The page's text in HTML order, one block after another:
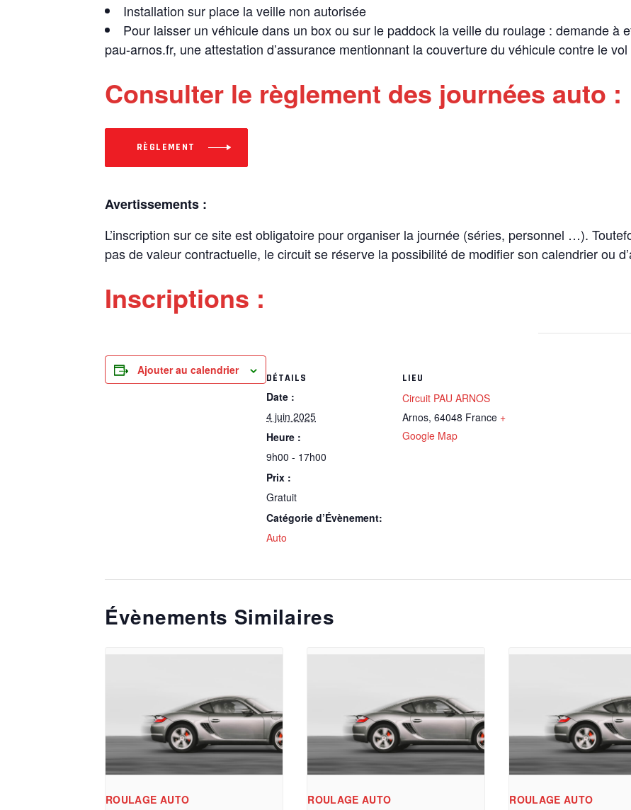
Installation sur place la veille non autorisée
Pour laisser un véhicule dans un box ou sur le paddock la veille du roulage : demande à
pau-arnos.fr, une attestation d’assurance mentionnant la couverture du véhicule contre le
Consulter le règlement des journées auto :
RÈGLEMENT
Avertissements :
L’inscription sur ce site est obligatoire pour organiser la journée (séries, personnel …).
pas de valeur contractuelle, le circuit se réserve la possibilité de modifier son calendrier ou
Inscriptions :
Ajouter au calendrier
DÉTAILS
Date :
4 juin 2025
Heure :
9h00 - 17h00
Prix :
Gratuit
Catégorie d’Évènement:
Auto
LIEU
Circuit PAU ARNOS
Arnos, 64048 France +
Google Map
Évènements Similaires
ROULAGE AUTO ROULAGE AUTO ROULAGE AUTO